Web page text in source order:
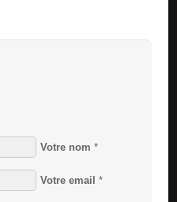
Votre nom *
Votre email *